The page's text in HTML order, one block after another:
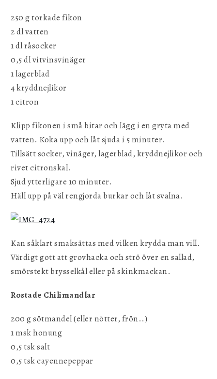
250 g torkade fikon
2 dl vatten
1 dl råsocker
0,5 dl vitvinsvinäger
1 lagerblad
4 kryddnejlikor
1 citron
Klipp fikonen i små bitar och lägg i en gryta med
vatten. Koka upp och låt sjuda i 5 minuter.
Tillsätt socker, vinäger, lagerblad, kryddnejlikor och
rivet citronskal.
Sjud ytterligare 10 minuter.
Häll upp på väl rengjorda burkar och låt svalna.
Kan såklart smaksättas med vilken krydda man vill.
Värdigt gott att grovhacka och strö över en sallad,
smörstekt brysselkål eller på skinkmackan.
Rostade Chilimandlar
200 g sötmandel (eller nötter, frön..)
1 msk honung
0,5 tsk salt
0,5 tsk cayennepeppar